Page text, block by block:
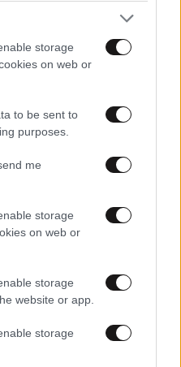
storage
on web or
to be sent to
purposes.
me
storage
on web or
storage
website or app.
storage
κανόνες σχολιασμού
ΠΡΟΣΘΗΚΗ
που έπρεπε και μπράβο
στην ανέλκυση των
αυτών συνανθρώπων
αφενός ανθρωπιστικά
που δείχνουν
την εκπομπή